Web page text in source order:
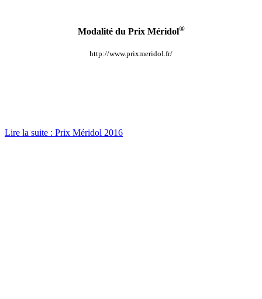
Modalité du Prix Méridol®
http://www.prixmeridol.fr/
Lire la suite : Prix Méridol 2016